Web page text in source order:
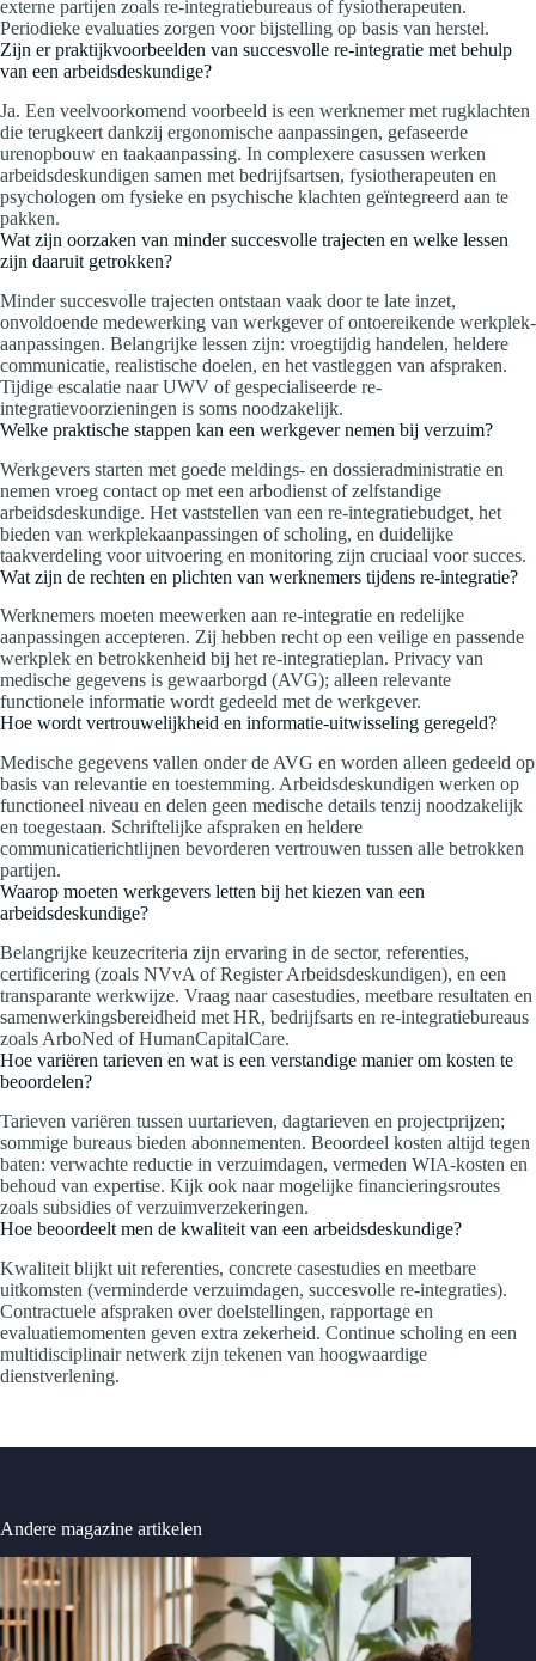
externe partijen zoals re-integratiebureaus of fysiotherapeuten.
Periodieke evaluaties zorgen voor bijstelling op basis van herstel.
Zijn er praktijkvoorbeelden van succesvolle re-integratie met behulp
van een arbeidsdeskundige?
Ja. Een veelvoorkomend voorbeeld is een werknemer met rugklachten
die terugkeert dankzij ergonomische aanpassingen, gefaseerde
urenopbouw en taakaanpassing. In complexere casussen werken
arbeidsdeskundigen samen met bedrijfsartsen, fysiotherapeuten en
psychologen om fysieke en psychische klachten geïntegreerd aan te
pakken.
Wat zijn oorzaken van minder succesvolle trajecten en welke lessen
zijn daaruit getrokken?
Minder succesvolle trajecten ontstaan vaak door te late inzet,
onvoldoende medewerking van werkgever of ontoereikende werkplek-
aanpassingen. Belangrijke lessen zijn: vroegtijdig handelen, heldere
communicatie, realistische doelen, en het vastleggen van afspraken.
Tijdige escalatie naar UWV of gespecialiseerde re-
integratievoorzieningen is soms noodzakelijk.
Welke praktische stappen kan een werkgever nemen bij verzuim?
Werkgevers starten met goede meldings- en dossieradministratie en
nemen vroeg contact op met een arbodienst of zelfstandige
arbeidsdeskundige. Het vaststellen van een re-integratiebudget, het
bieden van werkplekaanpassingen of scholing, en duidelijke
taakverdeling voor uitvoering en monitoring zijn cruciaal voor succes.
Wat zijn de rechten en plichten van werknemers tijdens re-integratie?
Werknemers moeten meewerken aan re-integratie en redelijke
aanpassingen accepteren. Zij hebben recht op een veilige en passende
werkplek en betrokkenheid bij het re-integratieplan. Privacy van
medische gegevens is gewaarborgd (AVG); alleen relevante
functionele informatie wordt gedeeld met de werkgever.
Hoe wordt vertrouwelijkheid en informatie-uitwisseling geregeld?
Medische gegevens vallen onder de AVG en worden alleen gedeeld op
basis van relevantie en toestemming. Arbeidsdeskundigen werken op
functioneel niveau en delen geen medische details tenzij noodzakelijk
en toegestaan. Schriftelijke afspraken en heldere
communicatierichtlijnen bevorderen vertrouwen tussen alle betrokken
partijen.
Waarop moeten werkgevers letten bij het kiezen van een
arbeidsdeskundige?
Belangrijke keuzecriteria zijn ervaring in de sector, referenties,
certificering (zoals NVvA of Register Arbeidsdeskundigen), en een
transparante werkwijze. Vraag naar casestudies, meetbare resultaten en
samenwerkingsbereidheid met HR, bedrijfsarts en re-integratiebureaus
zoals ArboNed of HumanCapitalCare.
Hoe variëren tarieven en wat is een verstandige manier om kosten te
beoordelen?
Tarieven variëren tussen uurtarieven, dagtarieven en projectprijzen;
sommige bureaus bieden abonnementen. Beoordeel kosten altijd tegen
baten: verwachte reductie in verzuimdagen, vermeden WIA-kosten en
behoud van expertise. Kijk ook naar mogelijke financieringsroutes
zoals subsidies of verzuimverzekeringen.
Hoe beoordeelt men de kwaliteit van een arbeidsdeskundige?
Kwaliteit blijkt uit referenties, concrete casestudies en meetbare
uitkomsten (verminderde verzuimdagen, succesvolle re-integraties).
Contractuele afspraken over doelstellingen, rapportage en
evaluatiemomenten geven extra zekerheid. Continue scholing en een
multidisciplinair netwerk zijn tekenen van hoogwaardige
dienstverlening.
Andere magazine artikelen